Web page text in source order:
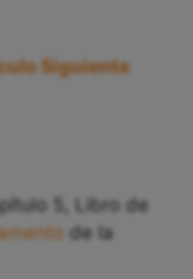
Siguiente
5, Libro de
de la